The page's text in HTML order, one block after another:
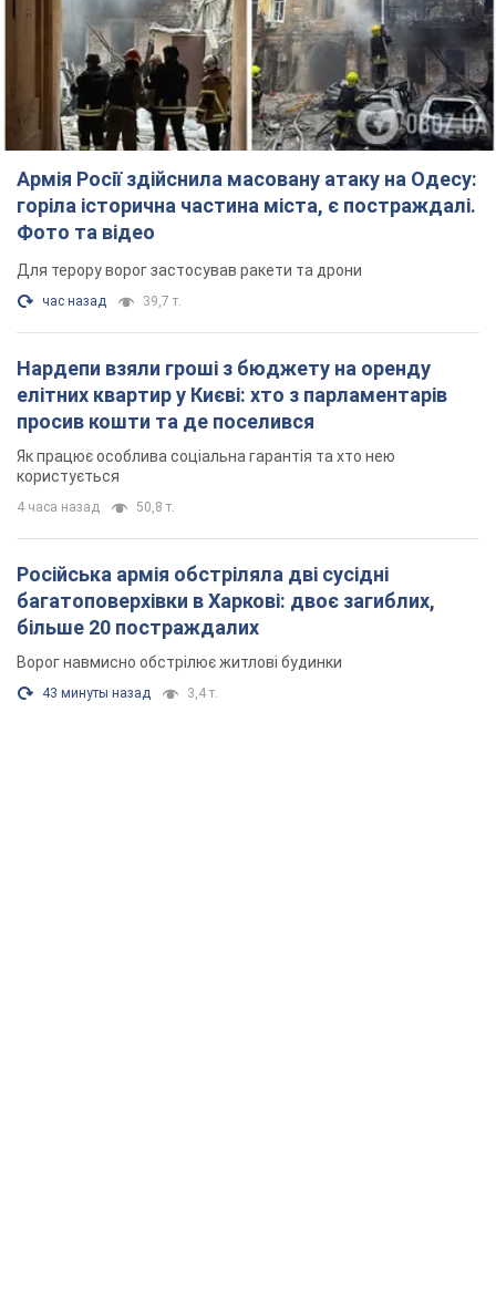
Армія Росії здійснила масовану атаку на Одесу:
горіла історична частина міста, є постраждалі.
Фото та відео
Для терору ворог застосував ракети та дрони
час назад 39,7 т.
Нардепи взяли гроші з бюджету на оренду
елітних квартир у Києві: хто з парламентарів
просив кошти та де поселився
Як працює особлива соціальна гарантія та хто нею
користується
4 часа назад 50,8 т.
Російська армія обстріляла дві сусідні
багатоповерхівки в Харкові: двоє загиблих,
більше 20 постраждалих
Ворог навмисно обстрілює житлові будинки
43 минуты назад 3,4 т.